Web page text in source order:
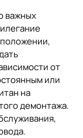
важных
от
или
на
демонтажа.